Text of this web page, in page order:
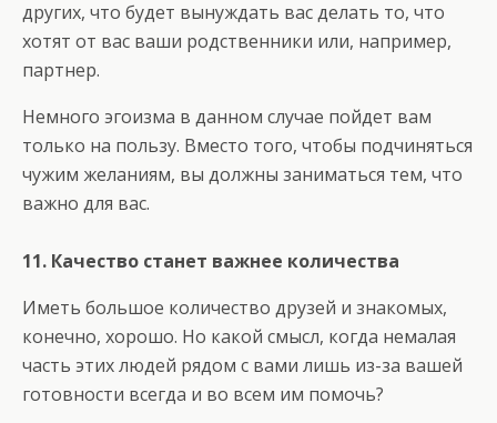
других, что будет вынуждать вас делать то, что
хотят от вас ваши родственники или, например,
партнер.
Немного эгоизма в данном случае пойдет вам
только на пользу. Вместо того, чтобы подчиняться
чужим желаниям, вы должны заниматься тем, что
важно для вас.
11. Качество станет важнее количества
Иметь большое количество друзей и знакомых,
конечно, хорошо. Но какой смысл, когда немалая
часть этих людей рядом с вами лишь из-за вашей
готовности всегда и во всем им помочь?